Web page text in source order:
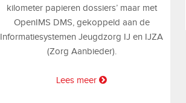
kilometer papieren dossiers’ maar met
OpenIMS DMS, gekoppeld aan de
Informatiesystemen Jeugdzorg IJ en IJZA
(Zorg Aanbieder).
Lees meer